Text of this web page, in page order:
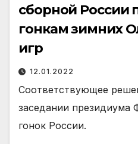
сборной
гонкам зимних
игр
12.01.2022
Соответствующее
заседании
гонок России.